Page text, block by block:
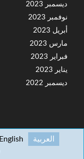
ديسمبر 2023
نوفمبر 2023
أبريل 2023
مارس 2023
فبراير 2023
يناير 2023
ديسمبر 2022
العربية English